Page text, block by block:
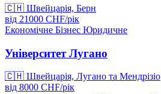
🇨🇭 Швейцарія, Берн
від 21000 CHF/рік
Економічне Бізнес Юридичне
Університет Лугано
🇨🇭 Швейцарія, Лугано та Мендрізіо
від 8000 CHF/рік